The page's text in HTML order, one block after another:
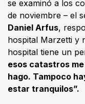
se examinó a los
de noviembre – el
Daniel Arfus,
hospital Marzetti y
hospital tiene un
esos catastros
hago. Tampoco
estar tranquilos”.